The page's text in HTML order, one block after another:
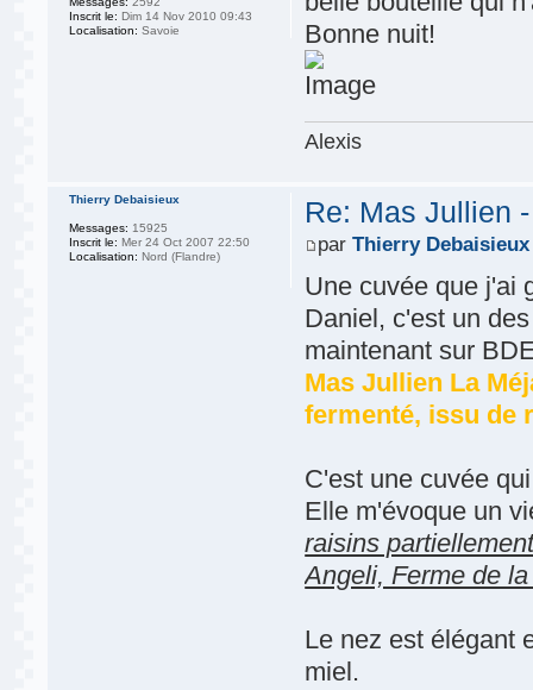
Bonne nuit!
Alexis
Inscrit le: Dim 14 Nov 2010 09:43
Localisation: Savoie
Re: Mas Jullien
parThierry Debaisieux
Une cuvée que j'ai
Daniel, c'est un
maintenant sur
Mas Jullien La
fermenté, issu de
C'est une cuvée
Elle m'évoque un
raisins
Angeli, Ferme de
Le nez est élégant
miel.
Thierry Debaisieux
Messages: 15925
Inscrit le: Mer 24 Oct 2007 22:50
Localisation: Nord (Flandre)